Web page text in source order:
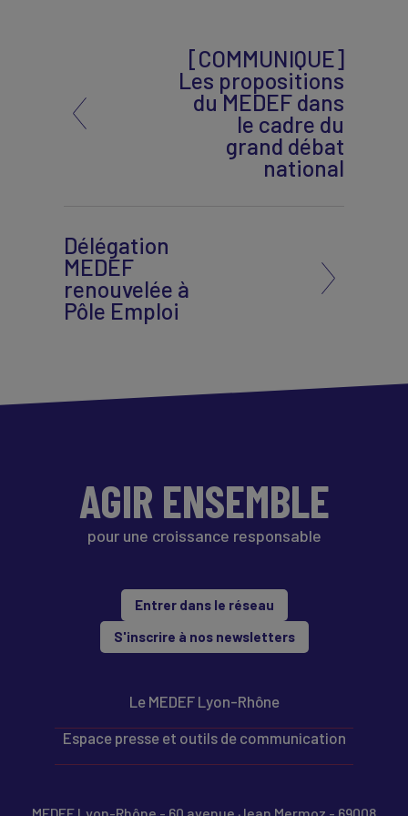
[COMMUNIQUE]
Les propositions
du MEDEF dans
le cadre du
grand débat
national
Délégation
MEDEF
renouvelée à
Pôle Emploi
AGIR ENSEMBLE
pour une croissance responsable
Entrer dans le réseau
S'inscrire à nos newsletters
Le MEDEF Lyon-Rhône
Espace presse et outils de communication